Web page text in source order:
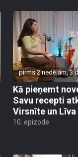
pirms 2 nedēļām, 3
Kā pieņemt
Savu recepti
Virsnīte un Līva
10. epizode